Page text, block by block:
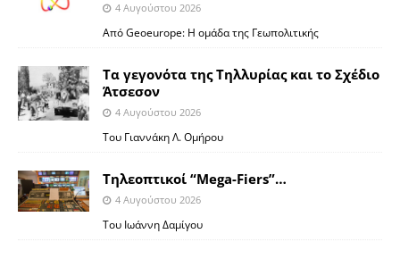
4 Αυγούστου 2026
Από Geoeurope: H ομάδα της Γεωπολιτικής
Τα γεγονότα της Τηλλυρίας και το Σχέδιο
Άτσεσον
4 Αυγούστου 2026
Toυ Γιαννάκη Λ. Ομήρου
Tηλεοπτικοί “Mega-Fiers”…
4 Αυγούστου 2026
Toυ Ιωάννη Δαμίγου